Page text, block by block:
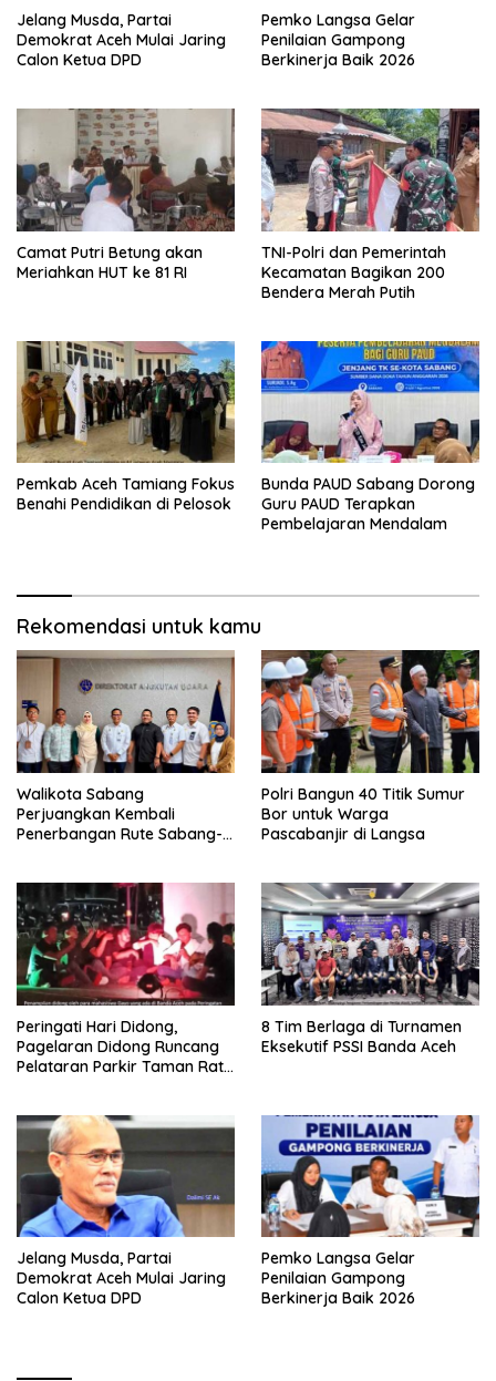
Jelang Musda, Partai
Demokrat Aceh Mulai Jaring
Calon Ketua DPD
Pemko Langsa Gelar
Penilaian Gampong
Berkinerja Baik 2026
Camat Putri Betung akan
Meriahkan HUT ke 81 RI
TNI-Polri dan Pemerintah
Kecamatan Bagikan 200
Bendera Merah Putih
Pemkab Aceh Tamiang Fokus
Benahi Pendidikan di Pelosok
Bunda PAUD Sabang Dorong
Guru PAUD Terapkan
Pembelajaran Mendalam
Rekomendasi untuk kamu
Walikota Sabang
Perjuangkan Kembali
Penerbangan Rute Sabang-
Polri Bangun 40 Titik Sumur
Bor untuk Warga
Pascabanjir di Langsa
Peringati Hari Didong,
Pagelaran Didong Runcang
Pelataran Parkir Taman Ratu
8 Tim Berlaga di Turnamen
Eksekutif PSSI Banda Aceh
Jelang Musda, Partai
Demokrat Aceh Mulai Jaring
Calon Ketua DPD
Pemko Langsa Gelar
Penilaian Gampong
Berkinerja Baik 2026